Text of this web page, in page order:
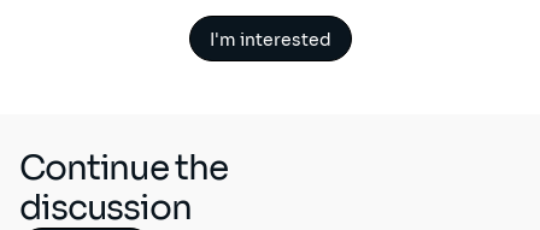
I'm interested
Continue the
discussion